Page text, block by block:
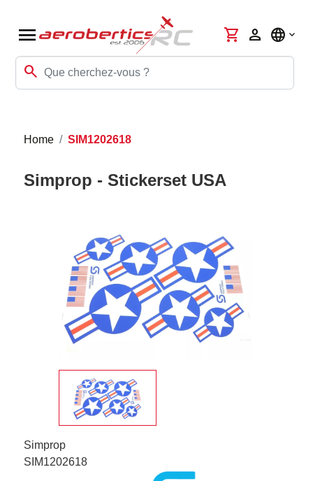
menu
search
shopping_cart person language
Home SIM1202618
Simprop - Stickerset USA
Simprop
SIM1202618